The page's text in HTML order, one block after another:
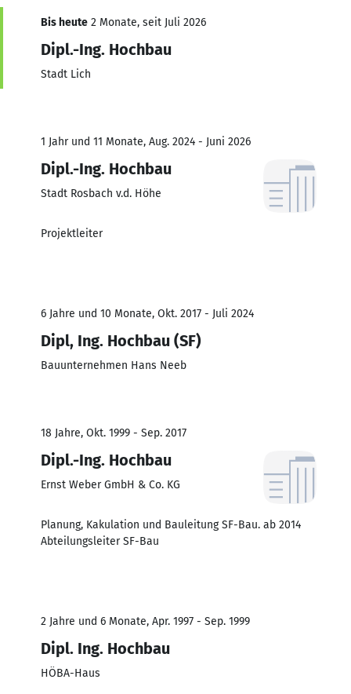
Bis heute 2 Monate, seit Juli 2026
Dipl.-Ing. Hochbau
Stadt Lich
1 Jahr und 11 Monate, Aug. 2024 - Juni 2026
Dipl.-Ing. Hochbau
Stadt Rosbach v.d. Höhe
Projektleiter
6 Jahre und 10 Monate, Okt. 2017 - Juli 2024
Dipl, Ing. Hochbau (SF)
Bauunternehmen Hans Neeb
18 Jahre, Okt. 1999 - Sep. 2017
Dipl.-Ing. Hochbau
Ernst Weber GmbH & Co. KG
Planung, Kakulation und Bauleitung SF-Bau. ab 2014
Abteilungsleiter SF-Bau
2 Jahre und 6 Monate, Apr. 1997 - Sep. 1999
Dipl. Ing. Hochbau
HÖBA-Haus